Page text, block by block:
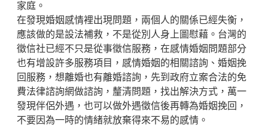
家庭。
在發現婚姻感情裡出現問題，兩個人的關係已經失衡，
應該做的是設法補救，不是從別人身上圖慰藉。台灣的
徵信社已經不只是從事徵信服務，在感情婚姻問題部分
也有增設許多服務項目，感情婚姻的相關諮詢、婚姻挽
回服務，想離婚也有離婚諮詢，先到政府立案合法的免
費法律諮詢網做諮詢，釐清問題，找出解決方式，萬一
發現伴侶外遇，也可以做外遇徵信後再轉為婚姻挽回，
不要因為一時的情緒就放棄得來不易的感情。